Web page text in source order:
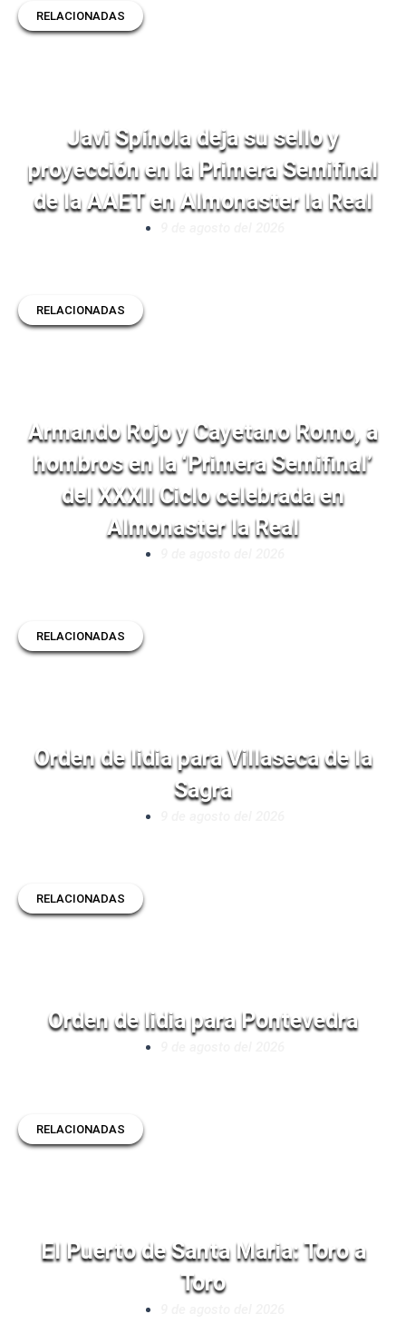
RELACIONADAS
Javi Spínola deja su sello y
proyección en la Primera Semifinal
de la AAET en Almonaster la Real
RELACIONADAS
Armando Rojo y Cayetano Romo, a
hombros en la ‘Primera Semifinal’
del XXXII Ciclo celebrada en
Almonaster la Real
RELACIONADAS
Orden de lidia para Villaseca de la
Sagra
RELACIONADAS
Orden de lidia para Pontevedra
RELACIONADAS
El Puerto de Santa Maria: Toro a
Toro